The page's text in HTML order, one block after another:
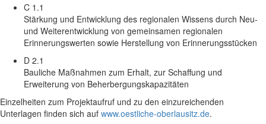
C 1.1
Stärkung und Entwicklung des regionalen Wissens durch Neu-
und Weiterentwicklung von gemeinsamen regionalen
Erinnerungswerten sowie Herstellung von Erinnerungsstücken
D 2.1
Bauliche Maßnahmen zum Erhalt, zur Schaffung und
Erweiterung von Beherbergungskapazitäten
Einzelheiten zum Projektaufruf und zu den einzureichenden
Unterlagen finden sich auf www.oestliche-oberlausitz.de.